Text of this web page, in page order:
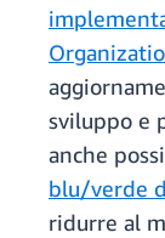
sviluppo e
anche
blu/verde
ridurre al